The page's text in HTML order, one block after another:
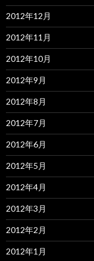
2012年12月
2012年11月
2012年10月
2012年9月
2012年8月
2012年7月
2012年6月
2012年5月
2012年4月
2012年3月
2012年2月
2012年1月